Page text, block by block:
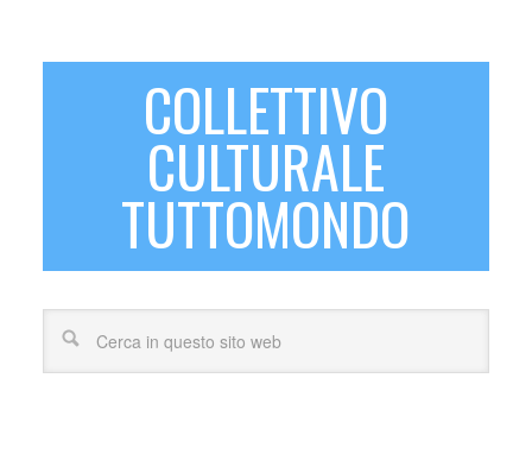
COLLETTIVO
CULTURALE
TUTTOMONDO